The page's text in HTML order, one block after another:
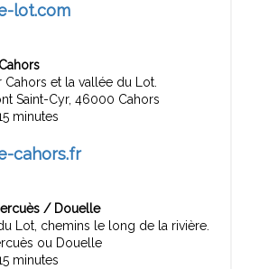
lot.com
et la vallée du Lot.
Saint-Cyr, 46000 Cahors
minutes
cahors.fr
/ Douelle
Lot, chemins le long de la rivière.
ou Douelle
minutes